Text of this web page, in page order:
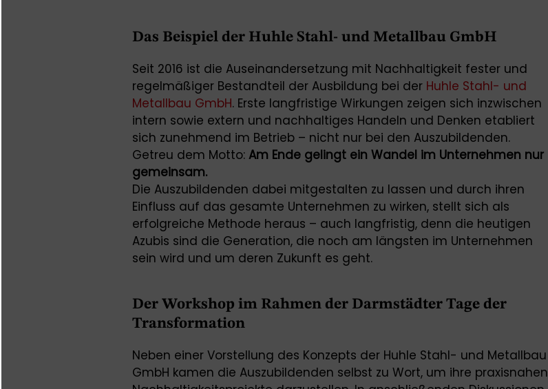
Das Beispiel der Huhle Stahl- und Metallbau GmbH
Seit 2016 ist die Auseinandersetzung mit Nachhaltigkeit fester und
regelmäßiger Bestandteil der Ausbildung bei der Huhle Stahl- und
Metallbau GmbH. Erste langfristige Wirkungen zeigen sich inzwischen
intern sowie extern und nachhaltiges Handeln und Denken etabliert
sich zunehmend im Betrieb – nicht nur bei den Auszubildenden.
Getreu dem Motto: Am Ende gelingt ein Wandel im Unternehmen nur
gemeinsam.
Die Auszubildenden dabei mitgestalten zu lassen und durch ihren
Einfluss auf das gesamte Unternehmen zu wirken, stellt sich als
erfolgreiche Methode heraus – auch langfristig, denn die heutigen
Azubis sind die Generation, die noch am längsten im Unternehmen
sein wird und um deren Zukunft es geht.
Der Workshop im Rahmen der Darmstädter Tage der
Transformation
Neben einer Vorstellung des Konzepts der Huhle Stahl- und Metallbau
GmbH kamen die Auszubildenden selbst zu Wort, um ihre praxisnahen